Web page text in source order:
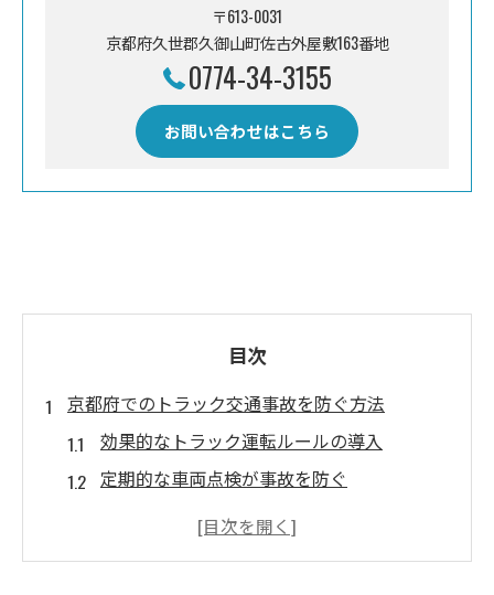
〒613-0031
京都府久世郡久御山町佐古外屋敷163番地
0774-34-3155
お問い合わせはこちら
目次
京都府でのトラック交通事故を防ぐ方法
効果的なトラック運転ルールの導入
定期的な車両点検が事故を防ぐ
運転手教育の重要性とその効果